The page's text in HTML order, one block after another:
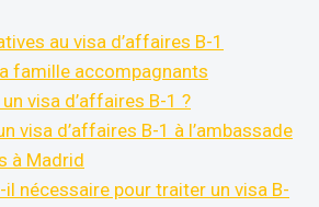
au visa d’affaires B-1
famille accompagnants
visa d’affaires B-1 ?
visa d’affaires B-1 à l’ambassade
à Madrid
il nécessaire pour traiter un visa B-